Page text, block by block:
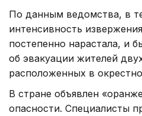
По данным ведомства, в
интенсивность
постепенно нарастала, и
об эвакуации жителей
расположенных в
В стране объявлен
опасности. Специалисты